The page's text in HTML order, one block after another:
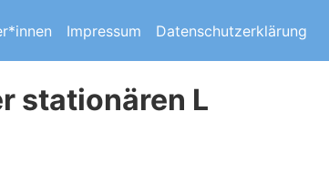
Impressum Datenschutzerklärung
stationären L